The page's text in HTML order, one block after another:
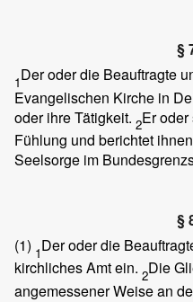
§
1Der oder die Beauftragte
Evangelischen Kirche in
oder ihre Tätigkeit. 2Er
Fühlung und berichtet
Seelsorge im
§
(1) 1Der oder die
kirchliches Amt ein. 2Die
angemessener Weise an